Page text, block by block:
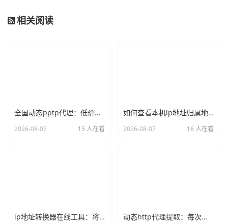
带风险。
从“免费”到“专业”，你需要怎样的代理服务？
商正规授权的资源，而非来路不明的“黑IP”。
相关阅读
全国动态pptp代理：低价混拨节点，适合非重要业务的ip更换
2026-08-07 15 人在看
如何查看本机ip地址归属地？使用命令行和网页查询的两种方式
2026-08-07 16 人在看
ip地址转换器在线工具：将域名转换为ip或ip查询详细地址 动态http代理提取：每次请求返回新ip的API接口调用示例